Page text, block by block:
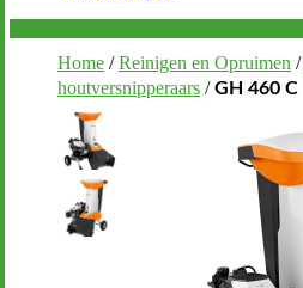
Home /Reinigen en Opruimen /
houtversnipperaars /GH 460 C